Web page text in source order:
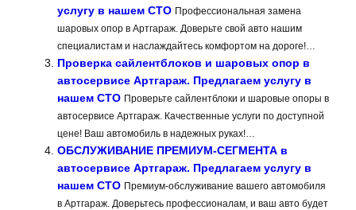
услугу в нашем СТО Профессиональная замена
шаровых опор в Артгараж. Доверьте свой авто нашим
специалистам и наслаждайтесь комфортом на дороге!…
Проверка сайлентблоков и шаровых опор в
автосервисе Артгараж. Предлагаем услугу в
нашем СТО Проверьте сайлентблоки и шаровые опоры в
автосервисе Артгараж. Качественные услуги по доступной
цене! Ваш автомобиль в надежных руках!…
ОБСЛУЖИВАНИЕ ПРЕМИУМ-СЕГМЕНТА в
автосервисе Артгараж. Предлагаем услугу в
нашем СТО Премиум-обслуживание вашего автомобиля
в Артгараж. Доверьтесь профессионалам, и ваш авто будет